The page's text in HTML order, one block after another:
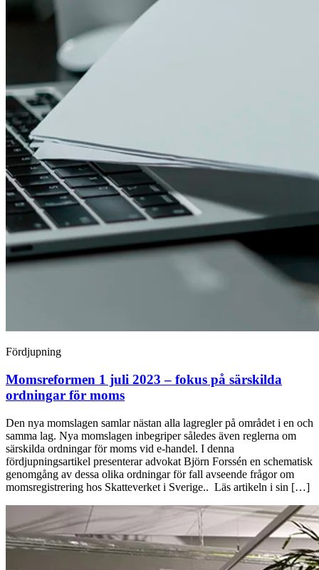
Fördjupning
Momsreformen 1 juli 2023 – fokus på särskilda
ordningar för moms
Den nya momslagen samlar nästan alla lagregler på området i en och
samma lag. Nya momslagen inbegriper således även reglerna om
särskilda ordningar för moms vid e-handel. I denna
fördjupningsartikel presenterar advokat Björn Forssén en schematisk
genomgång av dessa olika ordningar för fall avseende frågor om
momsregistrering hos Skatteverket i Sverige.. Läs artikeln i sin […]